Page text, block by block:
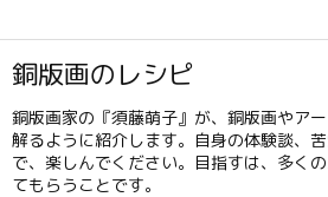
銅版画のレシピ
銅版画家の『須藤萌子』が、銅版画やア
解るように紹介します。自身の体験談、
で、楽しんでください。目指すは、多く
てもらうことです。